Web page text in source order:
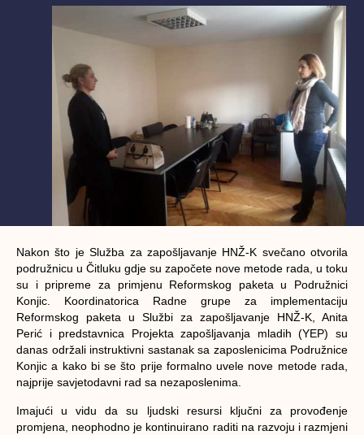
Nakon što je Služba za zapošljavanje HNŽ-K svečano otvorila
podružnicu u Čitluku gdje su započete nove metode rada, u toku
su i pripreme za primjenu Reformskog paketa u Podružnici
Konjic. Koordinatorica Radne grupe za implementaciju
Reformskog paketa u Službi za zapošljavanje HNŽ-K, Anita
Perić i predstavnica Projekta zapošljavanja mladih (YEP) su
danas održali instruktivni sastanak sa zaposlenicima Podružnice
Konjic a kako bi se što prije formalno uvele nove metode rada,
najprije savjetodavni rad sa nezaposlenima.
Imajući u vidu da su ljudski resursi ključni za provođenje
promjena, neophodno je kontinuirano raditi na razvoju i razmjeni